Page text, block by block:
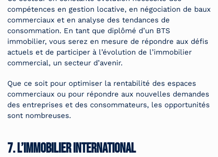
compétences en gestion locative, en négociation de baux
commerciaux et en analyse des tendances de
consommation. En tant que diplômé d’un BTS
immobilier, vous serez en mesure de répondre aux défis
actuels et de participer à l’évolution de l’immobilier
commercial, un secteur d’avenir.
Que ce soit pour optimiser la rentabilité des espaces
commerciaux ou pour répondre aux nouvelles demandes
des entreprises et des consommateurs, les opportunités
sont nombreuses.
7. L’immobilier international